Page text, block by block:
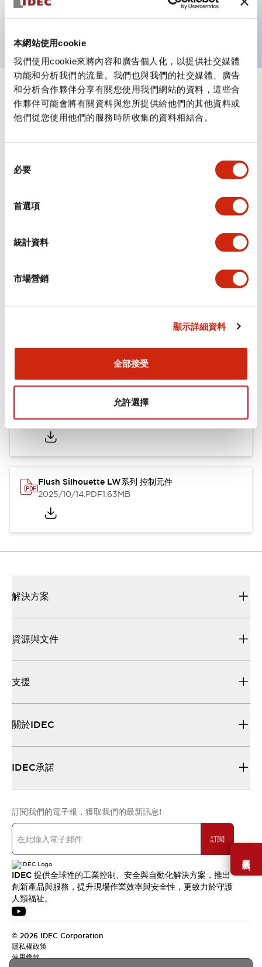
本網站使用cookie
我們使用cookie來將內容和廣告個人化，以提供社交媒體
功能和分析我們的流量。我們也與我們的社交媒體、廣告
和分析合作夥伴分享有關您使用我們網站的資料，這些合
作夥伴可能會將有關資料與您所提供給他們的其他資料或
他們從您使用他們的服務時所收集的資料相結合。
必要
首選項
統計資料
市場營銷
顯示詳細資料
全部接受
允許選擇
需要幫助嗎？
附鎖選擇開關採用高安全性的彈子鎖結構
規格 顯示全部
審美規範
安裝和安裝規範
認證與標準
Flush Silhouette LW系列 控制元件 (英文版)
2025/09/19.PDF1.23MB
Flush Silhouette LW系列 控制元件
2025/10/14.PDF1.63MB
解決方案
資源與文件
支援
關於IDEC
IDEC承諾
訂閱我們的電子報，獲取我們的最新訊息!
訂閱
IDEC 提供全球性的工業控制、安全與自動化解決方案，推出
創新產品與服務，提升現場作業效率與安全性，更致力於守護
人類福祉。
© 2026 IDEC Corporation
隱私權政策
使用條款